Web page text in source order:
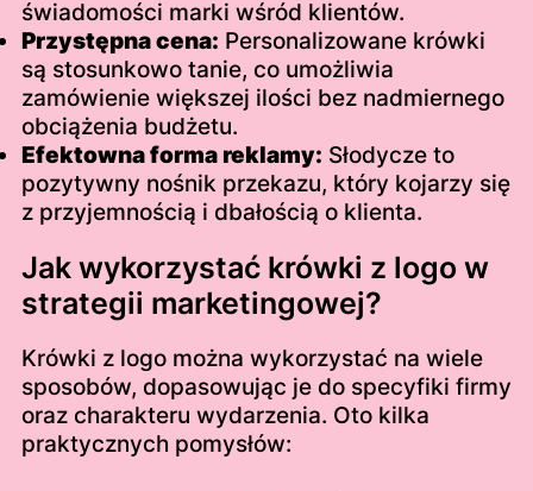
świadomości marki wśród klientów.
Przystępna cena: Personalizowane krówki
są stosunkowo tanie, co umożliwia
zamówienie większej ilości bez nadmiernego
obciążenia budżetu.
Efektowna forma reklamy: Słodycze to
pozytywny nośnik przekazu, który kojarzy się
z przyjemnością i dbałością o klienta.
Jak wykorzystać krówki z logo w
strategii marketingowej?
Krówki z logo można wykorzystać na wiele
sposobów, dopasowując je do specyfiki firmy
oraz charakteru wydarzenia. Oto kilka
praktycznych pomysłów: